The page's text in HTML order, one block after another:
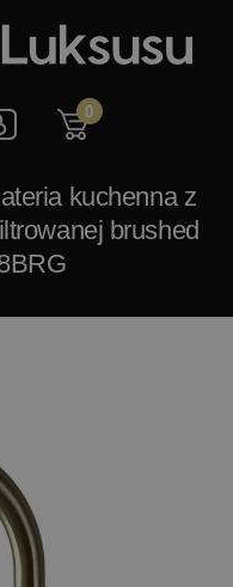
0
kuchenna z
brushed